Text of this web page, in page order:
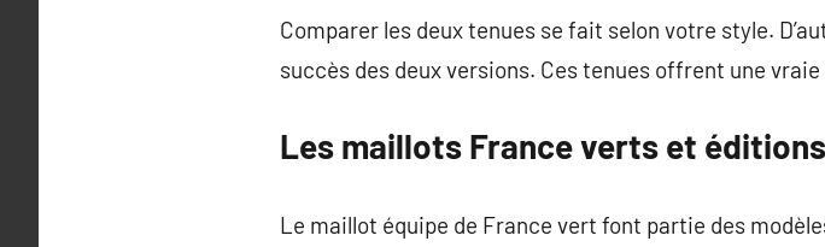
Comparer les deux tenues se fait selon votre style.
succès des deux versions. Ces tenues offrent une
Les maillots France verts et
Le maillot équipe de France vert font partie des